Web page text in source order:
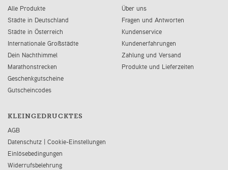
Alle Produkte
Städte in Deutschland
Städte in Österreich
Internationale Großstädte
Dein Nachthimmel
Marathonstrecken
Geschenkgutscheine
Gutscheincodes
Über uns
Fragen und Antworten
Kundenservice
Kundenerfahrungen
Zahlung und Versand
Produkte und Lieferzeiten
KLEINGEDRUCKTES
AGB
Datenschutz | Cookie-Einstellungen
Einlösebedingungen
Widerrufsbelehrung